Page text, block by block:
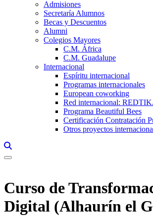
Admisiones
Secretaría Alumnos
Becas y Descuentos
Alumni
Colegios Mayores
C.M. África
C.M. Guadalupe
Internacional
Espíritu internacional
Programas internacionales
European coworking
Red internacional:
Programa Beautiful Bees
Certificación Contratación
Otros proyectos
Curso de
Digital (Alhaurín el